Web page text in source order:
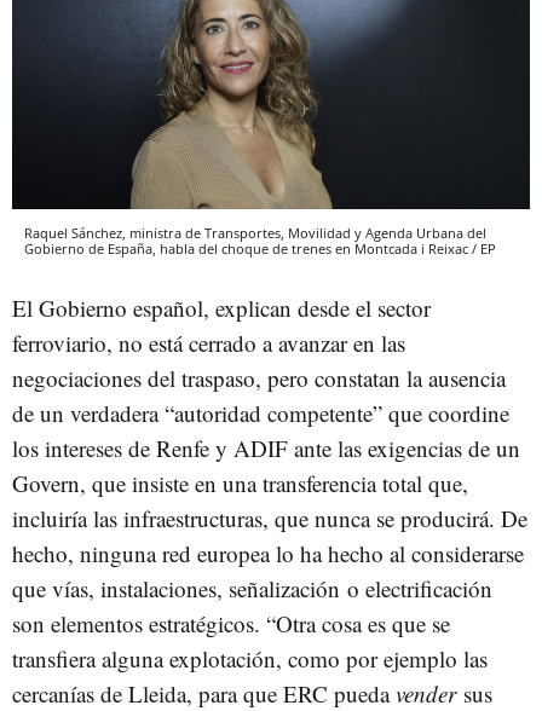
Raquel Sánchez, ministra de Transportes, Movilidad y Agenda Urbana del
Gobierno de España, habla del choque de trenes en Montcada i Reixac / EP
El Gobierno español, explican desde el sector
ferroviario, no está cerrado a avanzar en las
negociaciones del traspaso, pero constatan la ausencia
de un verdadera “autoridad competente” que coordine
los intereses de Renfe y ADIF ante las exigencias de un
Govern, que insiste en una transferencia total que,
incluiría las infraestructuras, que nunca se producirá. De
hecho, ninguna red europea lo ha hecho al considerarse
que vías, instalaciones, señalización o electrificación
son elementos estratégicos. “Otra cosa es que se
transfiera alguna explotación, como por ejemplo las
cercanías de Lleida, para que ERC puedavendersus